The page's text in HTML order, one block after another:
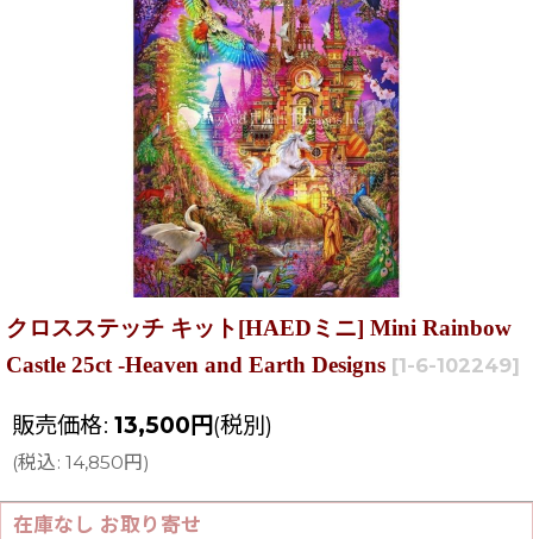
クロスステッチ キット[HAEDミニ] Mini Rainbow
Castle 25ct -Heaven and Earth Designs [1-6-102249]
販売価格: 13,500 円(税別)
(税込: 14,850円 )
在庫なし お取り寄せ